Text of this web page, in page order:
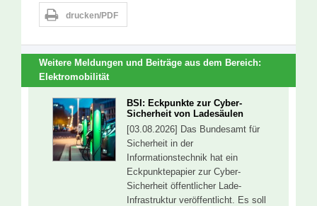
drucken/PDF
Weitere Meldungen und Beiträge aus dem Bereich:
Elektromobilität
BSI: Eckpunkte zur Cyber-
Sicherheit von Ladesäulen
[03.08.2026] Das Bundesamt für
Sicherheit in der
Informationstechnik hat ein
Eckpunktepapier zur Cyber-
Sicherheit öffentlicher Lade-
Infrastruktur veröffentlicht. Es soll